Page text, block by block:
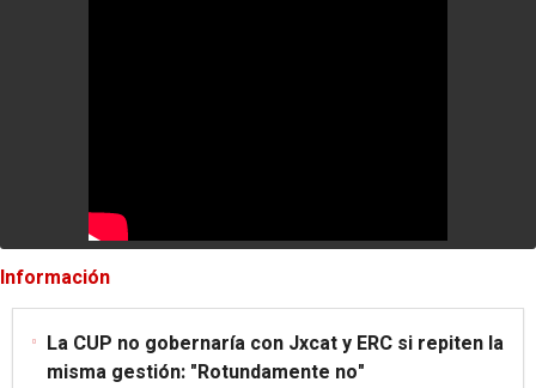
Información
La CUP no gobernaría con Jxcat y ERC si repiten la
misma gestión: "Rotundamente no"